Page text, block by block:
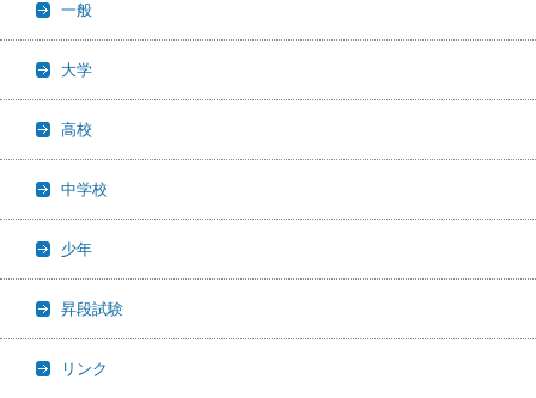
一般
大学
高校
中学校
少年
昇段試験
リンク